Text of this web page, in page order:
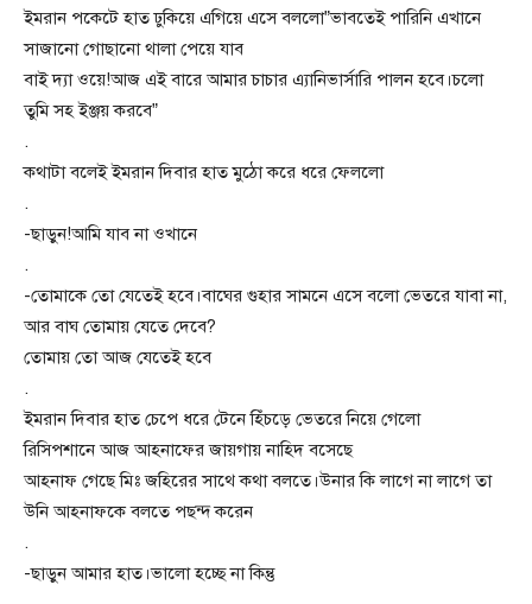
ইমরান পকেটে হাত ঢুকিয়ে এগিয়ে এসে বললো”ভাবতেই পারিনি এখানে
সাজানো গোছানো থালা পেয়ে যাব
বাই দ্যা ওয়ে!আজ এই বারে আমার চাচার এ্যানিভার্সারি পালন হবে।চলো
তুমি সহ ইঞ্জয় করবে”
.
কথাটা বলেই ইমরান দিবার হাত মুঠো করে ধরে ফেললো
.
-ছাড়ুন!আমি যাব না ওখানে
.
-তোমাকে তো যেতেই হবে।বাঘের গুহার সামনে এসে বলো ভেতরে যাবা না,
আর বাঘ তোমায় যেতে দেবে?
তোমায় তো আজ যেতেই হবে
.
ইমরান দিবার হাত চেপে ধরে টেনে হিঁচড়ে ভেতরে নিয়ে গেলো
রিসিপশানে আজ আহনাফের জায়গায় নাহিদ বসেছে
আহনাফ গেছে মিঃ জহিরের সাথে কথা বলতে।উনার কি লাগে না লাগে তা
উনি আহনাফকে বলতে পছন্দ করেন
.
-ছাড়ুন আমার হাত।ভালো হচ্ছে না কিন্তু